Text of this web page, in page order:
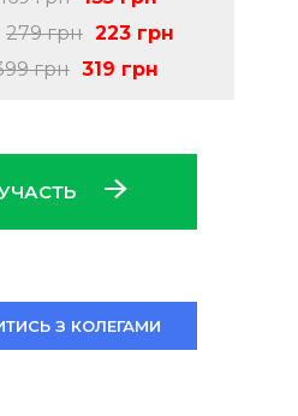
279 грн 223 грн
грн 319 грн
З КОЛЕГАМИ